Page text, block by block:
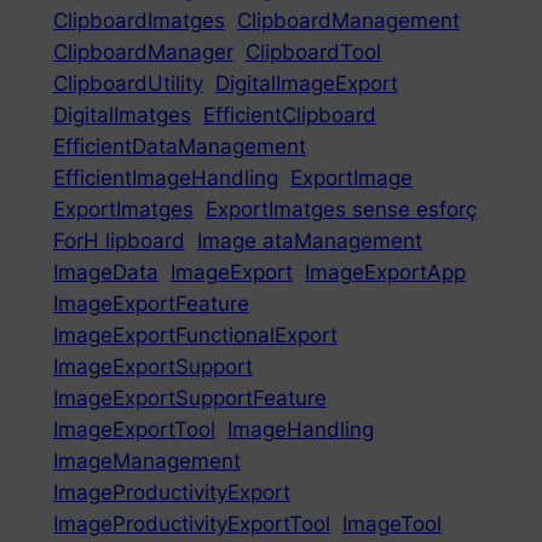
ClipboardImatges ClipboardManagement
ClipboardManager ClipboardTool
ClipboardUtility DigitalImageExport
DigitalImatges EfficientClipboard
EfficientDataManagement
EfficientImageHandling ExportImage
ExportImatges ExportImatges sense esforç
ForH lipboard
Image ataManagement
ImageData
ImageExport ImageExportApp
ImageExportFeature
ImageExportFunctionalExport
ImageExportSupport
ImageExportSupportFeature
ImageExportTool ImageHandling
ImageManagement
ImageProductivityExport
ImageProductivityExportTool ImageTool